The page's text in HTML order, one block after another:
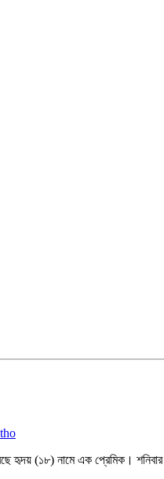
হৃদয় (১৮) নামে এক প্রেমিক।